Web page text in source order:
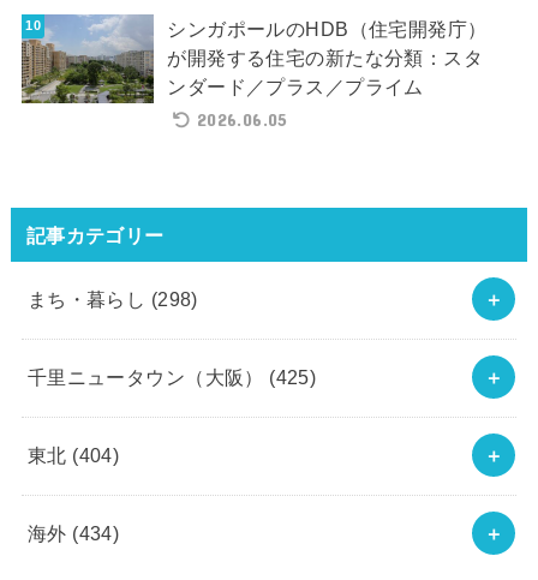
シンガポールのHDB（住宅開発庁）
が開発する住宅の新たな分類：スタ
ンダード／プラス／プライム
2026.06.05
記事カテゴリー
まち・暮らし (298)
千里ニュータウン（大阪） (425)
東北 (404)
海外 (434)